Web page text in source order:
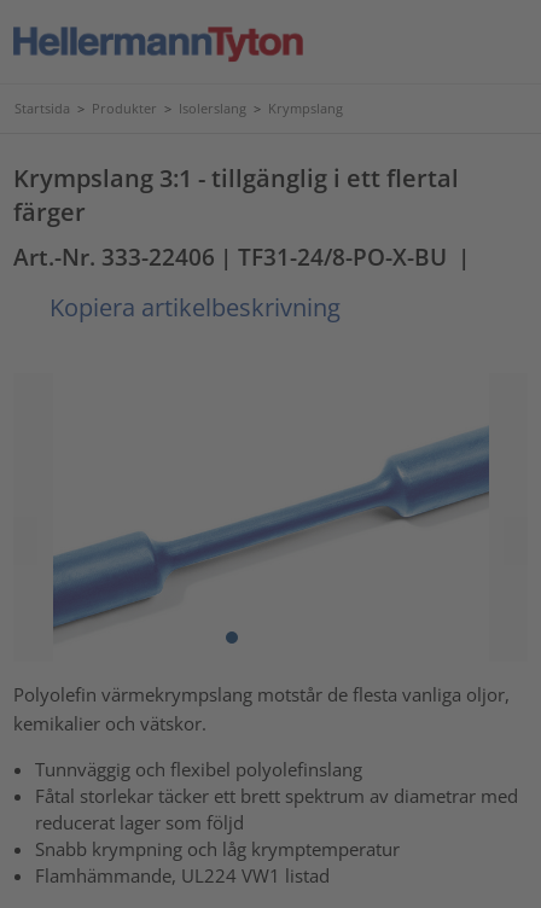
Startsida > Produkter > Isolerslang > Krympslang
Krympslang 3:1 - tillgänglig i ett flertal
färger
Art.-Nr. 333-22406 | TF31-24/8-PO-X-BU |
Kopiera artikelbeskrivning
Polyolefin värmekrympslang motstår de flesta vanliga oljor,
kemikalier och vätskor.
Tunnväggig och flexibel polyolefinslang
Fåtal storlekar täcker ett brett spektrum av diametrar med
reducerat lager som följd
Snabb krympning och låg krymptemperatur
Flamhämmande, UL224 VW1 listad